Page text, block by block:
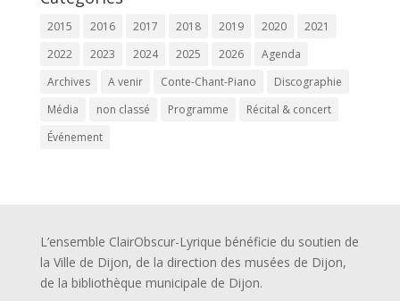
2015 2016 2017 2018 2019 2020
2021
2022
2023 2024 2025 2026
Agenda
Archives
A venir Conte-Chant-Piano
Discographie
Média
non classé Programme
Récital & concert
Événement
L’ensemble ClairObscur-Lyrique bénéficie du soutien de
la Ville de Dijon, de la direction des musées de Dijon,
de la bibliothèque municipale de Dijon.